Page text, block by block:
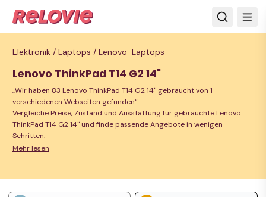
Elektronik / Laptops / Lenovo-Laptops
Lenovo ThinkPad T14 G2 14"
„Wir haben 83 Lenovo ThinkPad T14 G2 14" gebraucht von 1
verschiedenen Webseiten gefunden“
Vergleiche Preise, Zustand und Ausstattung für gebrauchte Lenovo
ThinkPad T14 G2 14" und finde passende Angebote in wenigen
Schritten.
Mehr lesen